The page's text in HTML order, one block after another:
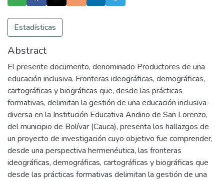
Estadísticas
Abstract
El presente documento, denominado Productores de una
educación inclusiva. Fronteras ideográficas, demográficas,
cartográficas y biográficas que, desde las prácticas
formativas, delimitan la gestión de una educación inclusiva-
diversa en la Institución Educativa Andino de San Lorenzo,
del municipio de Bolívar (Cauca), presenta los hallazgos de
un proyecto de investigación cuyo objetivo fue comprender,
desde una perspectiva hermenéutica, las fronteras
ideográficas, demográficas, cartográficas y biográficas que
desde las prácticas formativas delimitan la gestión de una